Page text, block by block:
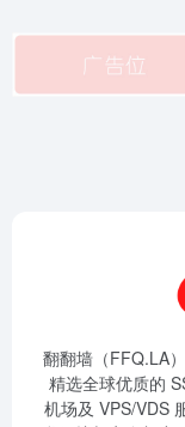
翻翻墙（FFQ.LA
精选全球优质的
机场及 VPS/VDS